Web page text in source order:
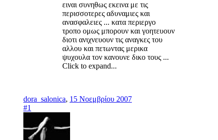
ειναι συνηθως εκεινα με τις
περισσοτερες αδυναμιες και
ανασφαλειες ... κατα περιεργο
τροπο ομως μπορουν και γοητευουν
διοτι ανιχνευουν τις αναγκες του
αλλου και πετωντας μερικα
ψυχουλα τον κανουνε δικο τους ...
Click to expand...
dora_salonica, 15 Νοεμβρίου 2007
#1